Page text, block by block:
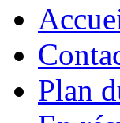
Plan